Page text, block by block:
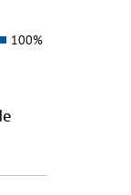
100%